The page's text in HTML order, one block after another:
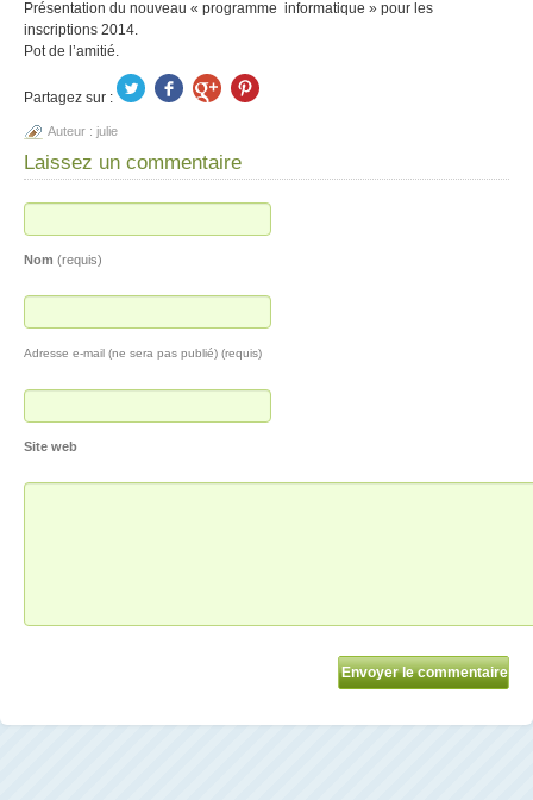
Présentation du nouveau « programme informatique » pour les
inscriptions 2014.
Pot de l’amitié.
Partagez sur :
Auteur : julie
Laissez un commentaire
Nom (requis)
Adresse e-mail (ne sera pas publié) (requis)
Site web